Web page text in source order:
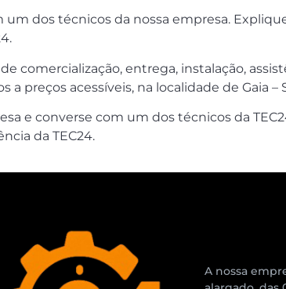
um dos técnicos da nossa empresa.
comercialização, entrega, instalação,
a preços acessíveis, na localidade de Gaia –
e converse com um dos técnicos da
da TEC24.
A nossa